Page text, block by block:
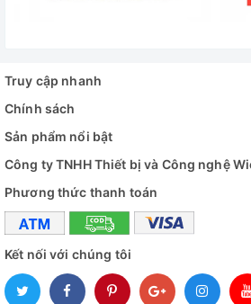
Truy cập nhanh
Chính sách
Sản phẩm nổi bật
Công ty TNHH Thiết bị và Công nghệ
Phương thức thanh toán
Kết nối với chúng tôi